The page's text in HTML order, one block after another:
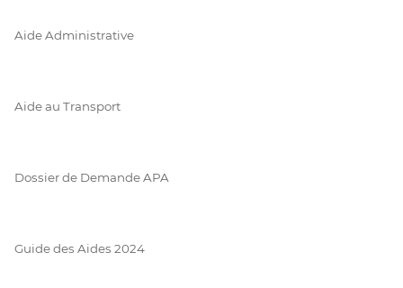
Aide Administrative
Aide au Transport
Dossier de Demande APA
Guide des Aides 2024